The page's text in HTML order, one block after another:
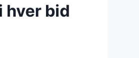
hver bid